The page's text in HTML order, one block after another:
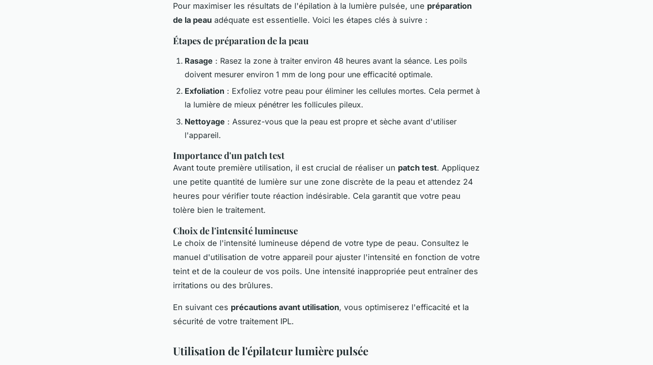
Pour maximiser les résultats de l'épilation à la lumière pulsée, une préparation
de la peau adéquate est essentielle. Voici les étapes clés à suivre :
Étapes de préparation de la peau
Rasage : Rasez la zone à traiter environ 48 heures avant la séance. Les poils
doivent mesurer environ 1 mm de long pour une efficacité optimale.
Exfoliation : Exfoliez votre peau pour éliminer les cellules mortes. Cela permet à
la lumière de mieux pénétrer les follicules pileux.
Nettoyage : Assurez-vous que la peau est propre et sèche avant d'utiliser
l'appareil.
Importance d'un patch test
Avant toute première utilisation, il est crucial de réaliser un patch test. Appliquez
une petite quantité de lumière sur une zone discrète de la peau et attendez 24
heures pour vérifier toute réaction indésirable. Cela garantit que votre peau
tolère bien le traitement.
Choix de l'intensité lumineuse
Le choix de l'intensité lumineuse dépend de votre type de peau. Consultez le
manuel d'utilisation de votre appareil pour ajuster l'intensité en fonction de votre
teint et de la couleur de vos poils. Une intensité inappropriée peut entraîner des
irritations ou des brûlures.
En suivant ces précautions avant utilisation, vous optimiserez l'efficacité et la
sécurité de votre traitement IPL.
Utilisation de l'épilateur lumière pulsée